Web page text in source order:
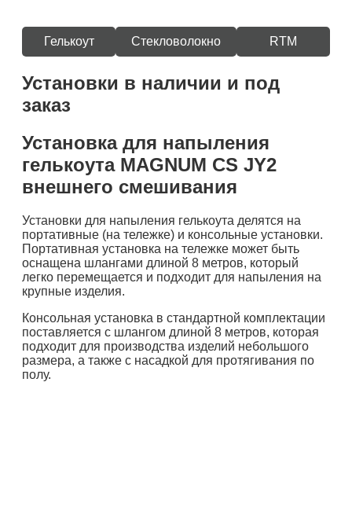
Гелькоут Стекловолокно RTM
Установки в наличии и под
заказ
Установка для напыления
гелькоута MAGNUM CS JY2
внешнего смешивания
Установки для напыления гелькоута делятся на
портативные (на тележке) и консольные установки.
Портативная установка на тележке может быть
оснащена шлангами длиной 8 метров, который
легко перемещается и подходит для напыления на
крупные изделия.
Консольная установка в стандартной комплектации
поставляется с шлангом длиной 8 метров, которая
подходит для производства изделий небольшого
размера, а также с насадкой для протягивания по
полу.